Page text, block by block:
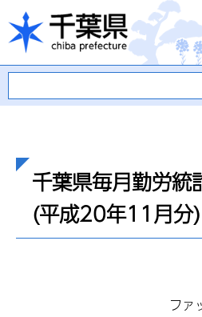
千葉県
千葉県毎月勤労統
(平成20年11月分)
フ